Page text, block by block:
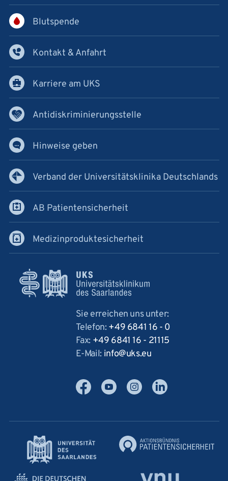
Blutspende
Kontakt & Anfahrt
Karriere am UKS
Antidiskriminierungsstelle
Hinweise geben
Verband der Universitätsklinika Deutschlands
AB Patientensicherheit
Medizinproduktesicherheit
Sie erreichen uns unter:
Telefon:+49 6841 16 - 0
Fax: +49 6841 16 - 21115
E-Mail: info ukseu